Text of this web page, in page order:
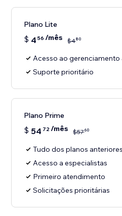
Plano Lite
$ 4 56 /mês $480
Acesso ao
Suporte prioritário
Plano Prime
$ 54 72/mês $5760
Tudo dos planos
Acesso a especialistas
Primeiro atendimento
Solicitações prioritárias